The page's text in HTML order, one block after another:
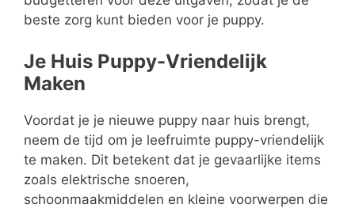
beste zorg kunt bieden voor je puppy.
Je Huis Puppy-Vriendelijk
Maken
Voordat je je nieuwe puppy naar huis brengt,
neem de tijd om je leefruimte puppy-vriendelijk
te maken. Dit betekent dat je gevaarlijke items
zoals elektrische snoeren,
schoonmaakmiddelen en kleine voorwerpen die